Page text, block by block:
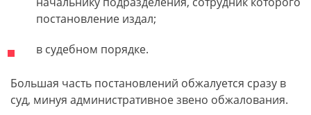
постановление издал;
в судебном порядке.
Большая часть постановлений обжалуется сразу в
суд, минуя административное звено обжалования.